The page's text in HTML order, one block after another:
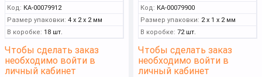
Код: КА-00079912
Размер упаковки: 4 x 2 x 2 мм
В коробке: 18 шт.
Чтобы сделать заказ
необходимо войти в
личный кабинет
Код: КА-00079900
Размер упаковки: 2 x 1 x 2 мм
В коробке: 72 шт.
Чтобы сделать заказ
необходимо войти в
личный кабинет